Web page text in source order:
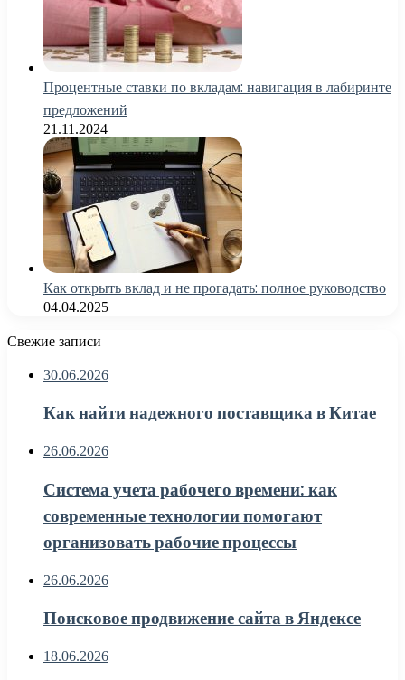
Процентные ставки по вкладам: навигация в лабиринте
предложений
21.11.2024
Как открыть вклад и не прогадать: полное руководство
04.04.2025
Свежие записи
30.06.2026
Как найти надежного поставщика в Китае
26.06.2026
Система учета рабочего времени: как
современные технологии помогают
организовать рабочие процессы
26.06.2026
Поисковое продвижение сайта в Яндексе
18.06.2026